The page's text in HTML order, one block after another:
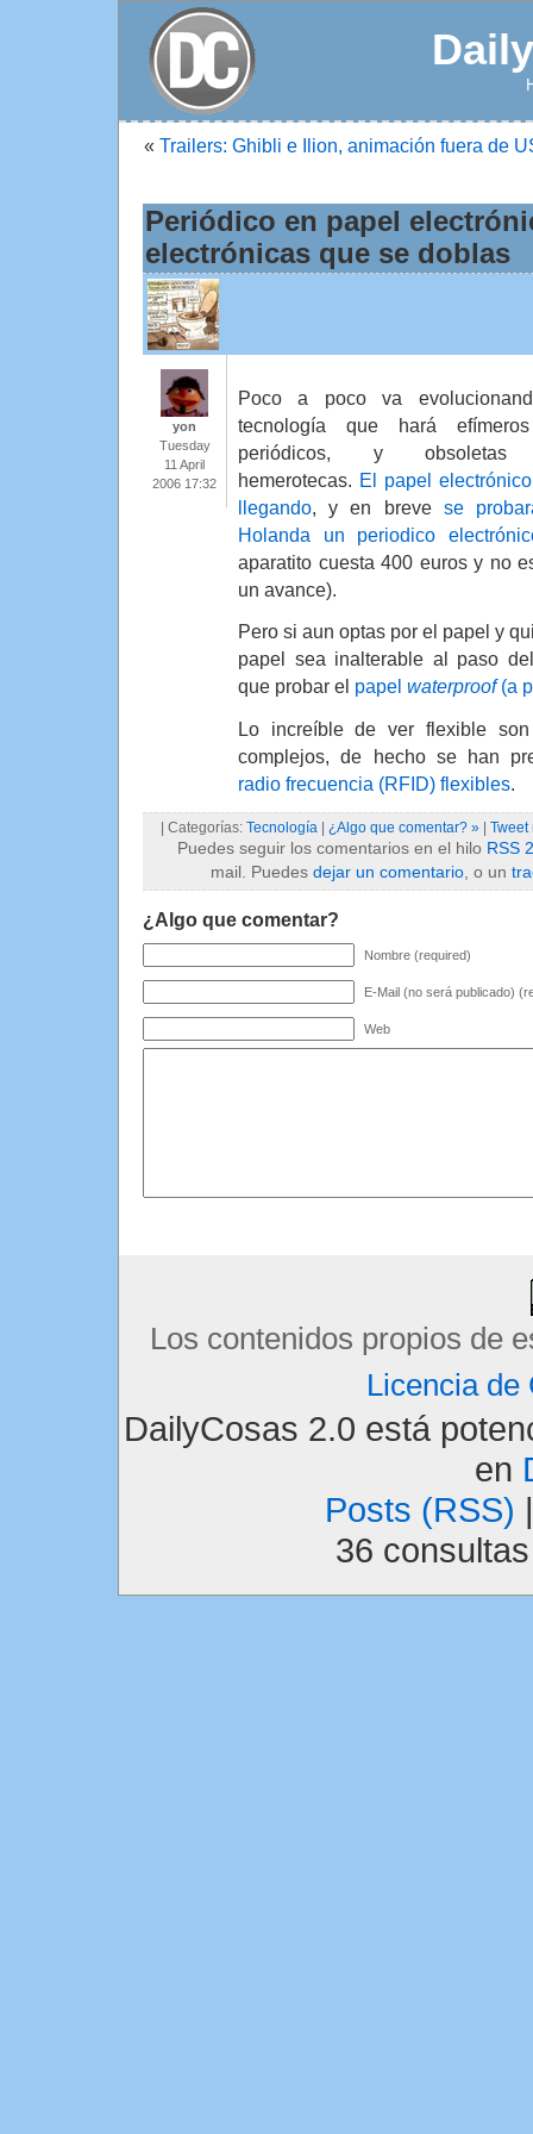
« Trailers: Ghibli e Ilion, animación fuera de
Periódico en papel
electrónicas que se doblas
yon
Tuesday
11 April
2006 17:32
Poco a poco va
tecnología que hará
periódicos, y
hemerotecas. El papel
llegando , y en breve se
Holanda un periodico
aparatito cuesta 400 euros y no
un avance).
Pero si aun optas por el papel y
papel sea inalterable al paso
que probar el papel waterproof(a
Lo increíble de ver flexible son
complejos, de hecho se han
radio frecuencia (RFID) flexibles.
| Categorías: Tecnología ¿Algo que comentar? » Tweet
Puedes seguir los comentarios en el hilo RSS
mail. Puedes dejar un comentario, o un
¿Algo que comentar?
Nombre (required)
E-Mail (no será publicado)
Web
Los contenidos propios de
Licencia de
DailyCosas 2.0 está
en
Posts (RSS)
36